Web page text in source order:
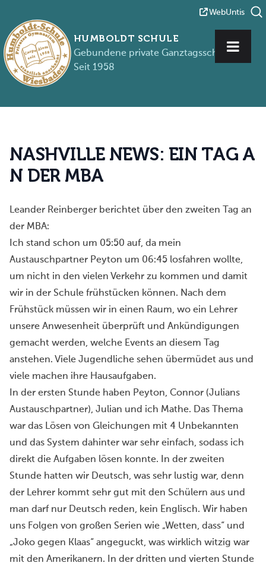
WebUntis
HUMBOLDT SCHULE
Gebundene private Ganztagsschule
Seit 1958
NASHVILLE NEWS: EIN TAG A
N DER MBA
Leander Reinberger berichtet über den zweiten Tag an
der MBA:
Ich stand schon um 05:50 auf, da mein
Austauschpartner Peyton um 06:45 losfahren wollte,
um nicht in den vielen Verkehr zu kommen und damit
wir in der Schule frühstücken können. Nach dem
Frühstück müssen wir in einen Raum, wo ein Lehrer
unsere Anwesenheit überprüft und Ankündigungen
gemacht werden, welche Events an diesem Tag
anstehen. Viele Jugendliche sehen übermüdet aus und
viele machen ihre Hausaufgaben.
In der ersten Stunde haben Peyton, Connor (Julians
Austauschpartner), Julian und ich Mathe. Das Thema
war das Lösen von Gleichungen mit 4 Unbekannten
und das System dahinter war sehr einfach, sodass ich
direkt die Aufgaben lösen konnte. In der zweiten
Stunde hatten wir Deutsch, was sehr lustig war, denn
der Lehrer kommt sehr gut mit den Schülern aus und
man darf nur Deutsch reden, kein Englisch. Wir haben
uns Folgen von großen Serien wie „Wetten, dass“ und
„Joko gegen Klaas“ angeguckt, was wirklich witzig war
mit den Amerikanern. In der dritten und vierten Stunde